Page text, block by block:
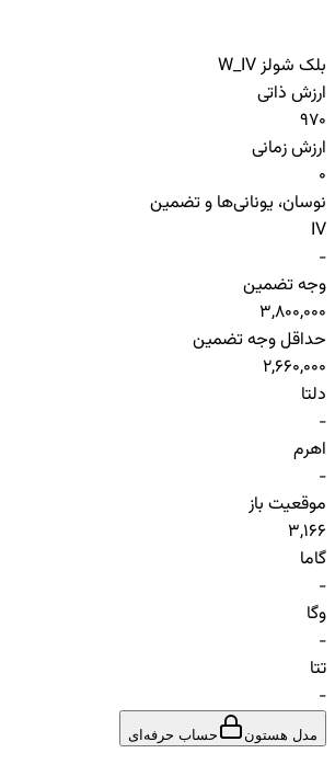
بلک شولز W_IV
ارزش ذاتی
970
ارزش زمانی
0
نوسان، یونانی‌ها و تضمین
IV
-
وجه تضمین
3,800,000
حداقل وجه تضمین
2,660,000
دلتا
-
اهرم
-
موقعیت باز
3,166
گاما
-
وگا
-
تتا
-
مدل هستون حساب حرفه‌ای